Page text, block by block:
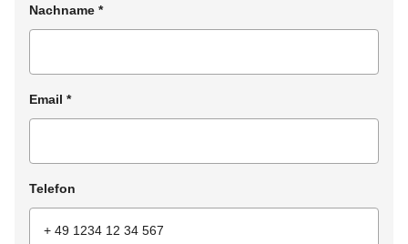
Nachname *
Email *
Telefon